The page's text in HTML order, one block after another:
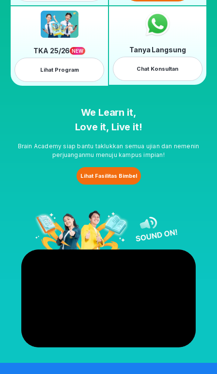
TKA 25/26 NEW
Lihat Program
Tanya Langsung
Chat Konsultan
We Learn it,
Love it, Live it!
Brain Academy siap bantu taklukkan semua ujian dan nemenin
perjuanganmu menuju kampus impian!
Lihat Fasilitas Bimbel